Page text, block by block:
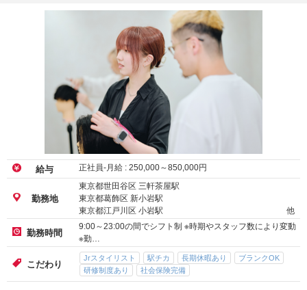
給与 正社員-月給 : 250,000～850,000円
勤務地
東京都世田谷区 三軒茶屋駅
東京都葛飾区 新小岩駅
東京都江戸川区 小岩駅
他
勤務時間
9:00～23:00の間でシフト制 ※時期やスタッフ数により変動
※勤…
こだわり
Jrスタイリスト 駅チカ 長期休暇あり
ブランクOK
研修制度あり
社会保険完備